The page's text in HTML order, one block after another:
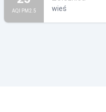
AQI PM2.5 wieś